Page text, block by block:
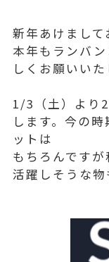
新年あけまして
本年もランバ
しくお願いいた
1/3（土）より
します。今の
ットは
もちろんです
活躍しそうな物